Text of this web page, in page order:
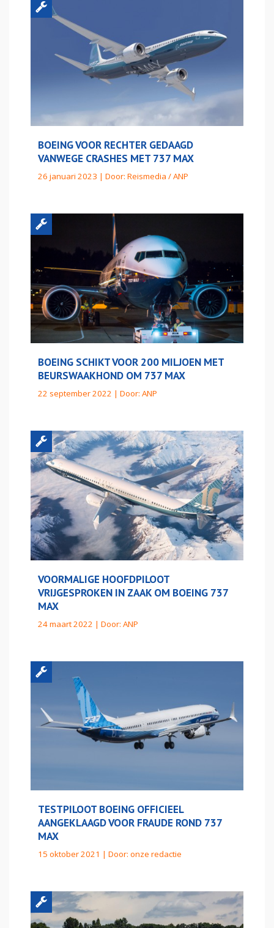
BOEING VOOR RECHTER GEDAAGD
VANWEGE CRASHES MET 737 MAX
26 januari 2023 | Door: Reismedia / ANP
BOEING SCHIKT VOOR 200 MILJOEN MET
BEURSWAAKHOND OM 737 MAX
22 september 2022 | Door: ANP
VOORMALIGE HOOFDPILOOT
VRIJGESPROKEN IN ZAAK OM BOEING 737
MAX
24 maart 2022 | Door: ANP
TESTPILOOT BOEING OFFICIEEL
AANGEKLAAGD VOOR FRAUDE ROND 737
MAX
15 oktober 2021 | Door: onze redactie